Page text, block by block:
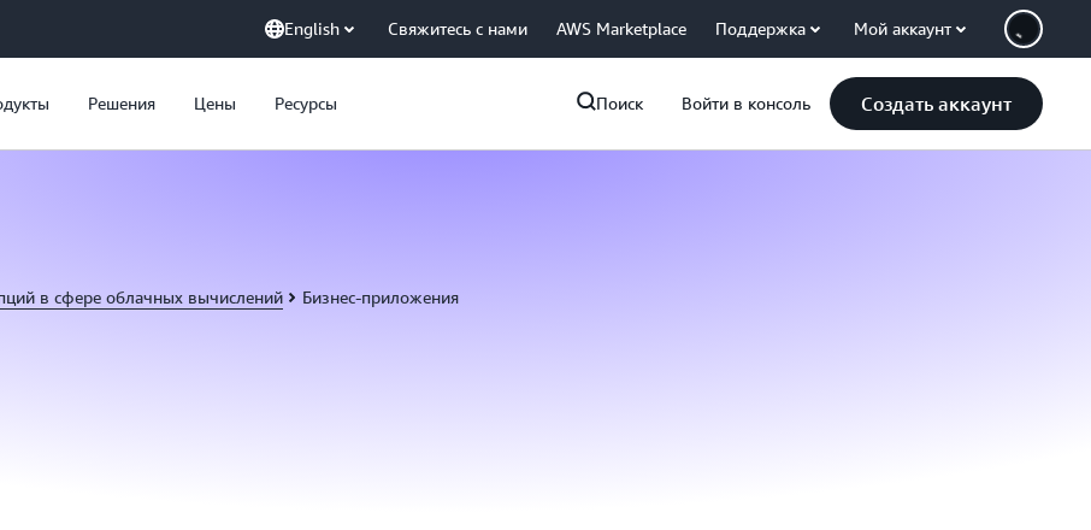
English Свяжитесь с нами AWS Marketplace Поддержка Мой аккаунт
Решения Цены Ресурсы Поиск Войти в консоль Создать аккаунт
в сфере облачных вычислений Бизнес-приложения